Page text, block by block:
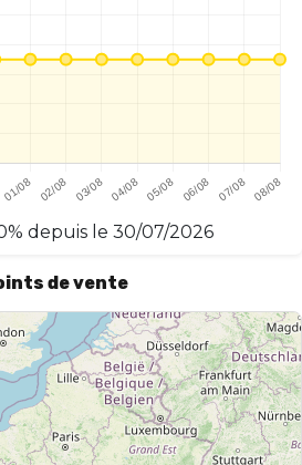
% depuis le 30/07/2026
de vente